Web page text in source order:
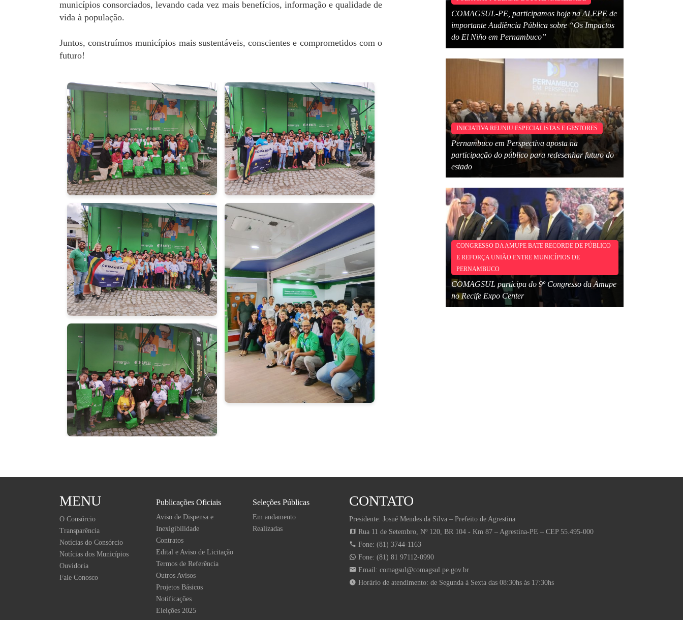
municípios consorciados, levando cada vez mais benefícios, informação e qualidade de
vida à população.
Juntos, construímos municípios mais sustentáveis, conscientes e comprometidos com o
futuro!
COMAGSUL-PE, participamos hoje na ALEPE de
importante Audiência Pública sobre “Os Impactos
do El Niño em Pernambuco”
INICIATIVA REUNIU ESPECIALISTAS E GESTORES
Pernambuco em Perspectiva aposta na
participação do público para redesenhar futuro do
estado
CONGRESSO DA AMUPE BATE RECORDE DE PÚBLICO
E REFORÇA UNIÃO ENTRE MUNICÍPIOS DE
PERNAMBUCO
COMAGSUL participa do 9º Congresso da Amupe
no Recife Expo Center
MENU
O Consórcio
Transparência
Notícias do Consórcio
Notícias dos Municípios
Ouvidoria
Fale Conosco
Publicações Oficiais
Aviso de Dispensa e
Inexigibilidade
Contratos
Edital e Aviso de Licitação
Termos de Referência
Outros Avisos
Projetos Básicos
Notificações
Eleições 2025
Seleções Públicas
Em andamento
Realizadas
CONTATO
Presidente: Josué Mendes da Silva – Prefeito de Agrestina
Rua 11 de Setembro, Nº 120, BR 104 - Km 87 – Agrestina-PE – CEP 55.495-000
Fone: (81) 3744-1163
Fone: (81) 81 97112-0990
Email: comagsul@comagsul.pe.gov.br
Horário de atendimento: de Segunda à Sexta das 08:30hs às 17:30hs